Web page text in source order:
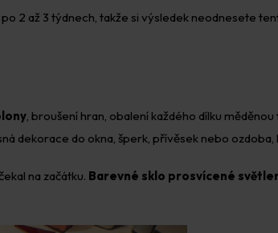
2 až 3 týdnech, takže si výsledek neodnesete
, broušení hran, obalení každého dílku
dekorace do okna, šperk, přívěsek nebo
na začátku. Barevné sklo prosvícené